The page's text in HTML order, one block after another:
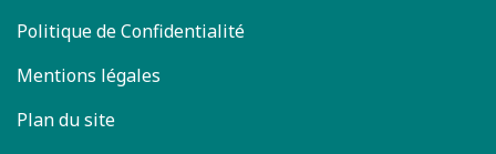
Politique de Confidentialité
Mentions légales
Plan du site